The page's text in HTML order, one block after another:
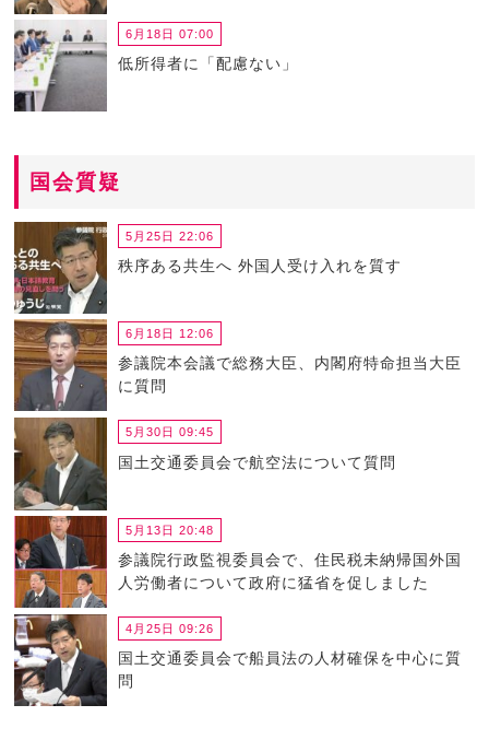
6月18日 07:00
低所得者に「配慮ない」
国会質疑
5月25日 22:06
秩序ある共生へ 外国人受け入れを質す
6月18日 12:06
参議院本会議で総務大臣、内閣府特命担当大臣
に質問
5月30日 09:45
国土交通委員会で航空法について質問
5月13日 20:48
参議院行政監視委員会で、住民税未納帰国外国
人労働者について政府に猛省を促しました
4月25日 09:26
国土交通委員会で船員法の人材確保を中心に質
問